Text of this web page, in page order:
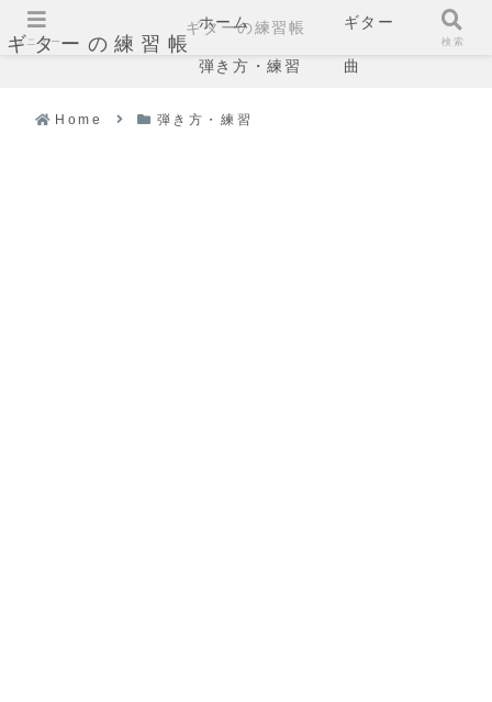
ギターの練習帳
ホーム ギター
弾き方・練習 曲
Home 弾き方・練習
メニュー
ギターの練習帳
検索